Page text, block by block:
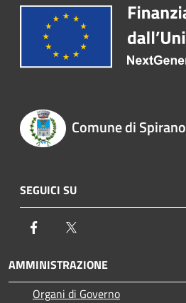
Comune di Spirano
SEGUICI SU
Facebook
AMMINISTRAZIONE
Organi di Governo